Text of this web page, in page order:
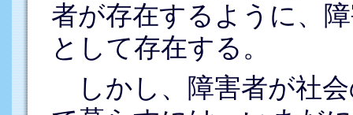
者が存在するように、
として存在する。
しかし、障害者が社